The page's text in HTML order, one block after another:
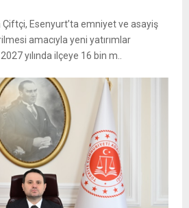
Esenyurt’ta emniyet ve asayiş
amacıyla yeni yatırımlar
yılında ilçeye 16 bin m..